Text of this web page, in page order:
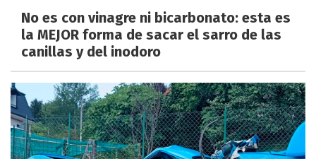
No es con vinagre ni bicarbonato: esta es
la MEJOR forma de sacar el sarro de las
canillas y del inodoro